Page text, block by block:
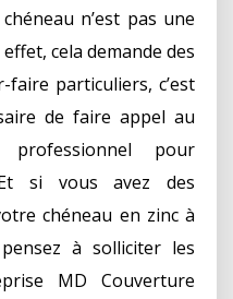
n’est pas une
cela demande des
faire particuliers, c’est
de faire appel au
professionnel pour
si vous avez des
chéneau en zinc à
à solliciter les
MD Couverture